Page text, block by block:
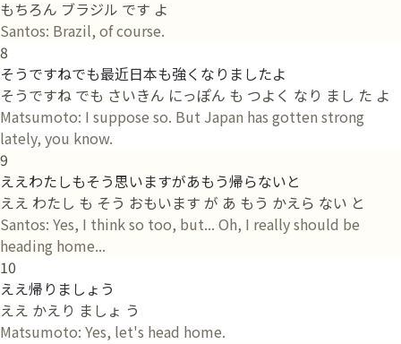
もちろん ブラジル です よ
Santos: Brazil, of course.
8
そうですねでも最近日本も強くなりましたよ
そうですね でも さいきん にっぽん も つよく なり まし た よ
Matsumoto: I suppose so. But Japan has gotten strong
lately, you know.
9
ええわたしもそう思いますがあもう帰らないと
ええ わたし も そう おもいます が あ もう かえら ない と
Santos: Yes, I think so too, but... Oh, I really should be
heading home...
10
ええ帰りましょう
ええ かえり ましょ う
Matsumoto: Yes, let's head home.